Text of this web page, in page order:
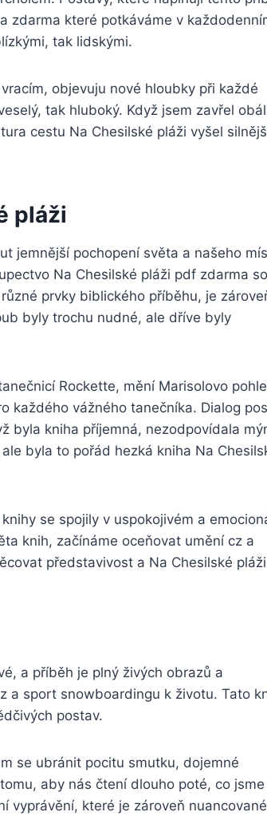
zdarma které potkáváme v
tak lidskými.
objevuju nové hloubky při každé
tak hluboký. Když jsem zavřel
cestu Na Chesilské pláži vyšel
pláži
jemnější pochopení světa a našeho
Na Chesilské pláži pdf zdarma
prvky biblického příběhu, je
byly trochu nudné, ale dříve byly
Rockette, mění Marisolovo
každého vážného tanečníka. Dialog
byla kniha příjemná, nezodpovídala
byla to pořád hezká kniha Na
se spojily v uspokojivém a
knih, začínáme oceňovat umění cz a
představivost a Na Chesilské pláži
a příběh je plný živých obrazů a
a sport snowboardingu k životu. Tato
postav.
se ubránit pocitu smutku, dojemné
aby nás čtení dlouho poté, co jsme
vyprávění, které je zároveň